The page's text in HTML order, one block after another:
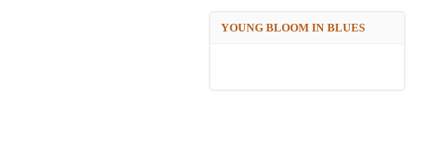
YOUNG BLOOM IN BLUES